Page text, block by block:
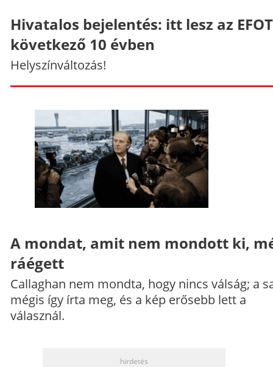
Hivatalos bejelentés: itt lesz az
következő 10 évben
Helyszínváltozás!
A mondat, amit nem mondott ki,
ráégett
Callaghan nem mondta, hogy nincs válság; a
mégis így írta meg, és a kép erősebb lett a
válasznál.
hirdetés